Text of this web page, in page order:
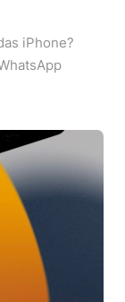
iPhone?